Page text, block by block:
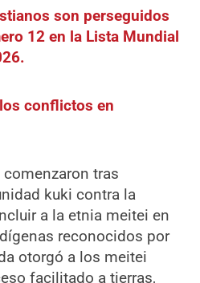
son perseguidos
12 en la Lista Mundial
conflictos en
tras
kuki contra la
a la etnia meitei en
reconocidos por
otorgó a los meitei
facilitado a tierras,